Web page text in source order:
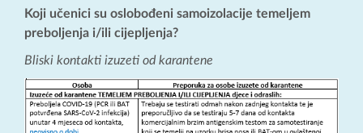
Koji učenici su oslobođeni samoizolacije temeljem
preboljenja i/ili cijepljenja?
Bliski kontakti izuzeti od karantene